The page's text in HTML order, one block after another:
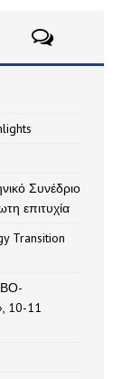
Συνέδριο
επιτυχία
Transition
10-11